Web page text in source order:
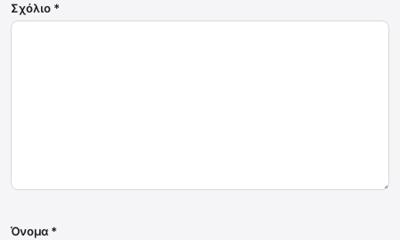
Σχόλιο *
Όνομα *